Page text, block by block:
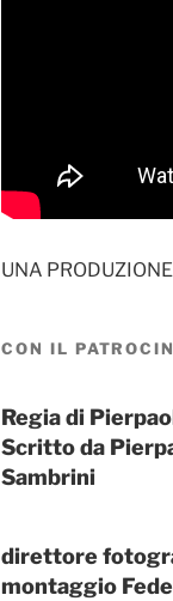
UNA
CON IL
Regia di
Scritto da
Sambrini
direttore
montaggio